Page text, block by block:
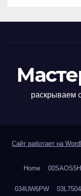
раскрываем
Сайт работает на
Home 00SAOS5H
034UW6PW